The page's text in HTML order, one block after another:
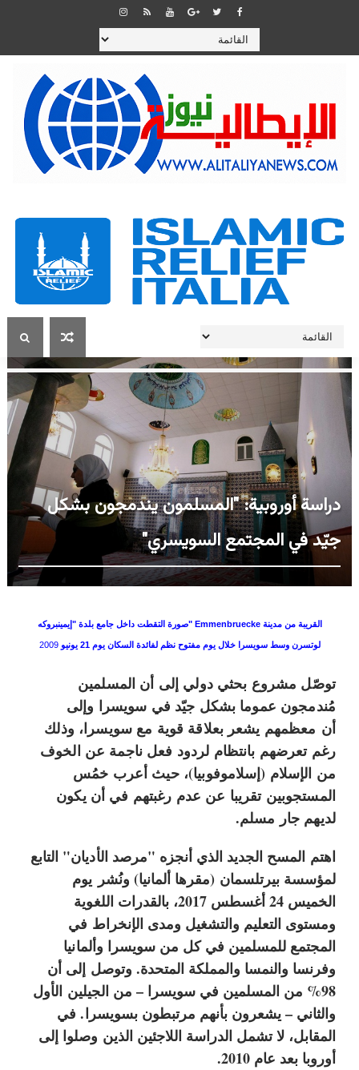
دراسة أوروبية: "المسلمون يندمجون بشكل
جيّد في المجتمع السويسري"
صورة التقطت داخل جامع بلدة "إيمينبروكه" Emmenbruecke القريبة من مدينة
لوتسرن وسط سويسرا خلال يوم مفتوح نظم لفائدة السكان يوم 21 يونيو 2009
توصّل مشروع بحثي دولي إلى أن المسلمين
مُندمجون عموما بشكل جيّد في سويسرا وإلى
أن معظمهم يشعر بعلاقة قوية مع سويسرا، وذلك
رغم تعرضهم بانتظام لردود فعل ناجمة عن الخوف
من الإسلام (إسلاموفوبيا)، حيث أعرب خمُس
المستجوبين تقريبا عن عدم رغبتهم في أن يكون
لديهم جار مسلم.
اهتم المسح الجديد الذي أنجزه "مرصد الأديان" التابع
لمؤسسة بيرتلسمان ر
ا
ب
ط
خ
ا
ر
ج
ي
(مقرها ألمانيا) ونُشر يوم
الخميس 24 أغسطس 2017، بالقدرات اللغوية
ومستوى التعليم والتشغيل ومدى الإنخراط في
المجتمع للمسلمين في كل من سويسرا وألمانيا
وفرنسا والنمسا والمملكة المتحدة. وتوصل إلى أن
98% من المسلمين في سويسرا – من الجيلين الأول
والثاني – يشعرون بأنهم مرتبطون بسويسرا. في
المقابل، لا تشمل الدراسة اللاجئين الذين وصلوا إلى
أوروبا بعد عام 2010.